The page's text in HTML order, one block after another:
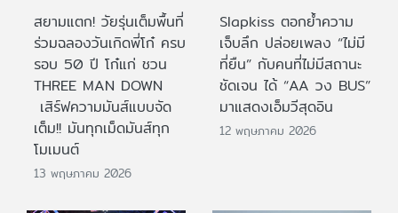
สยามแตก! วัยรุ่นเต็มพื้นที่
ร่วมฉลองวันเกิดพี่โก๋ ครบ
รอบ 50 ปี โก๋แก่ ชวน
THREE MAN DOWN
เสิร์ฟความมันส์แบบจัด
เต็ม!! มันทุกเม็ดมันส์ทุก
โมเมนต์
13 พฤษภาคม 2026
Slapkiss ตอกย้ำความ
เจ็บลึก ปล่อยเพลง “ไม่มี
ที่ยืน” กับคนที่ไม่มีสถานะ
ชัดเจน ได้ “AA วง BUS”
มาแสดงเอ็มวีสุดอิน
12 พฤษภาคม 2026